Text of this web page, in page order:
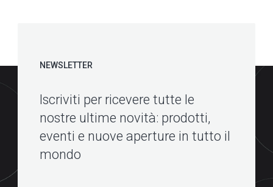
NEWSLETTER
Iscriviti per ricevere tutte le
nostre ultime novità: prodotti,
eventi e nuove aperture in tutto il
mondo